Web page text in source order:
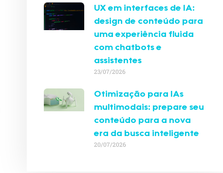
UX em interfaces de IA:
design de conteúdo para
uma experiência fluida
com chatbots e
assistentes
23/07/2026
Otimização para IAs
multimodais: prepare seu
conteúdo para a nova
era da busca inteligente
20/07/2026